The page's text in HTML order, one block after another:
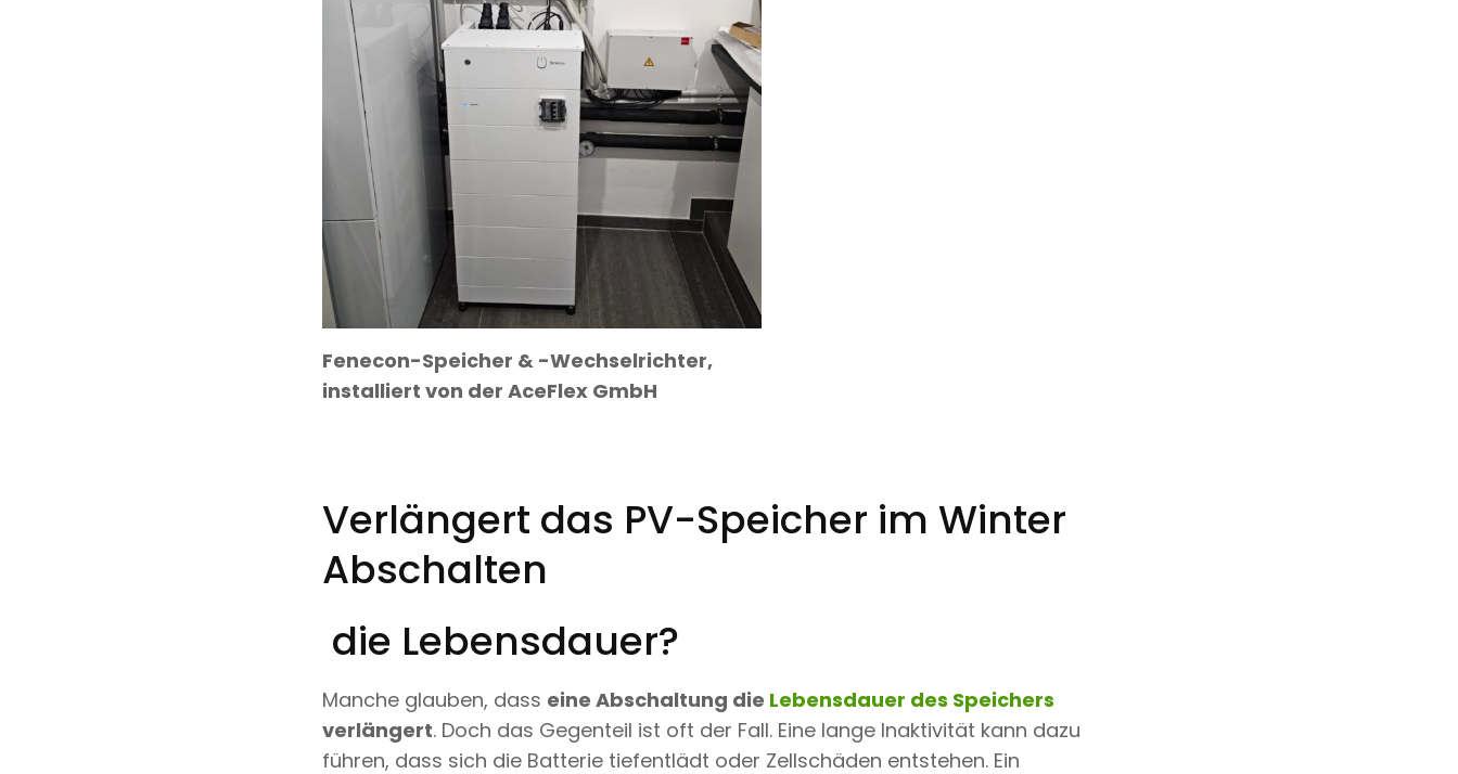
Fenecon-Speicher & -Wechselrichter,
installiert von der AceFlex GmbH
Verlängert das PV-Speicher im Winter
Abschalten
die Lebensdauer?
Manche glauben, dass eine Abschaltung die Lebensdauer des Speichers
verlängert. Doch das Gegenteil ist oft der Fall. Eine lange Inaktivität kann dazu
führen, dass sich die Batterie tiefentlädt oder Zellschäden entstehen. Ein